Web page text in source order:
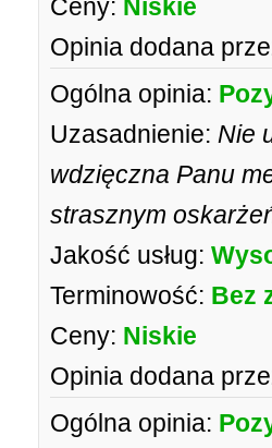
Ceny: Niskie
Opinia dodana
Ogólna opinia:
Uzasadnienie: Nie
wdzięczna Panu
strasznym
Jakość usług:
Terminowość: Bez
Ceny: Niskie
Opinia dodana
Ogólna opinia: